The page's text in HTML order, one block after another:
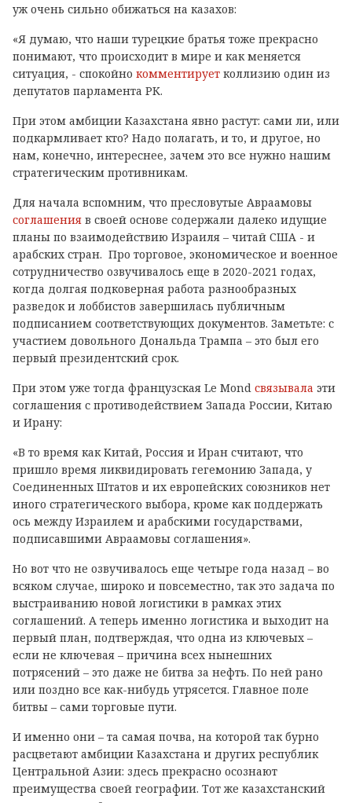
уж очень сильно обижаться на казахов:
«Я думаю, что наши турецкие братья тоже прекрасно
понимают, что происходит в мире и как меняется
ситуация, - спокойно комментирует коллизию один из
депутатов парламента РК.
При этом амбиции Казахстана явно растут: сами ли, или
подкармливает кто? Надо полагать, и то, и другое, но
нам, конечно, интереснее, зачем это все нужно нашим
стратегическим противникам.
Для начала вспомним, что пресловутые Авраамовы
соглашения в своей основе содержали далеко идущие
планы по взаимодействию Израиля – читай США - и
арабских стран. Про торговое, экономическое и военное
сотрудничество озвучивалось еще в 2020-2021 годах,
когда долгая подковерная работа разнообразных
разведок и лоббистов завершилась публичным
подписанием соответствующих документов. Заметьте: с
участием довольного Дональда Трампа – это был его
первый президентский срок.
При этом уже тогда французская Le Mond связывала эти
соглашения с противодействием Запада России, Китаю
и Ирану:
«В то время как Китай, Россия и Иран считают, что
пришло время ликвидировать гегемонию Запада, у
Соединенных Штатов и их европейских союзников нет
иного стратегического выбора, кроме как поддержать
ось между Израилем и арабскими государствами,
подписавшими Авраамовы соглашения».
Но вот что не озвучивалось еще четыре года назад – во
всяком случае, широко и повсеместно, так это задача по
выстраиванию новой логистики в рамках этих
соглашений. А теперь именно логистика и выходит на
первый план, подтверждая, что одна из ключевых –
если не ключевая – причина всех нынешних
потрясений – это даже не битва за нефть. По ней рано
или поздно все как-нибудь утрясется. Главное поле
битвы – сами торговые пути.
И именно они – та самая почва, на которой так бурно
расцветают амбиции Казахстана и других республик
Центральной Азии: здесь прекрасно осознают
преимущества своей географии. Тот же казахстанский